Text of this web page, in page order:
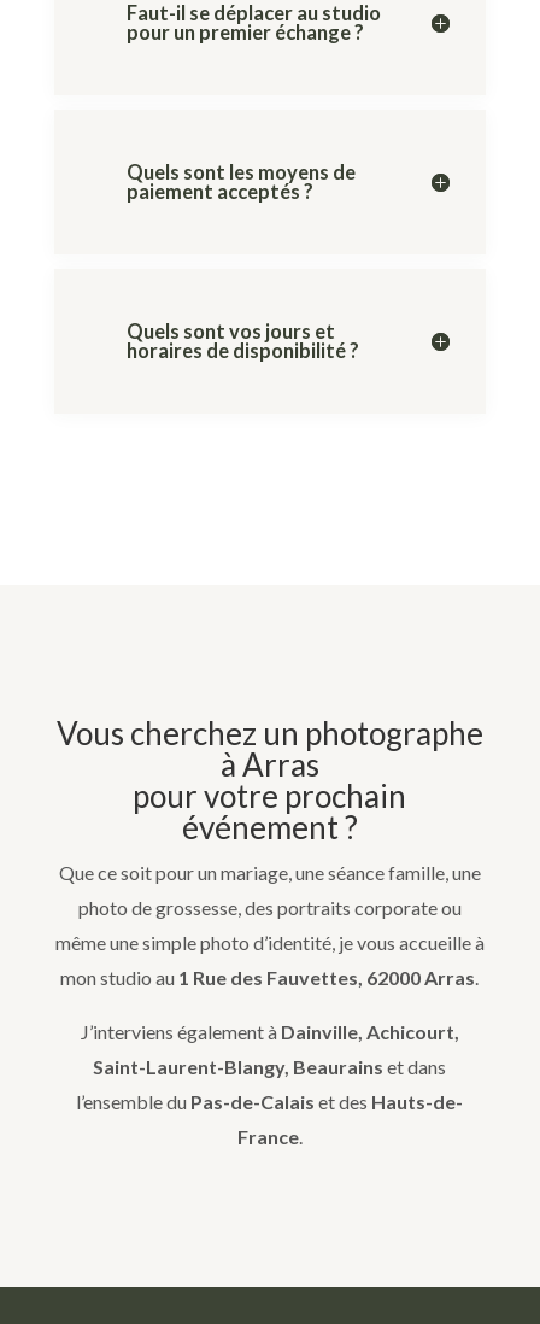
Faut-il se déplacer au studio
pour un premier échange ?
Quels sont les moyens de
paiement acceptés ?
Quels sont vos jours et
horaires de disponibilité ?
Vous cherchez un photographe
à Arras
pour votre prochain
événement ?
Que ce soit pour un mariage, une séance famille, une
photo de grossesse, des portraits corporate ou
même une simple photo d’identité, je vous accueille à
mon studio au 1 Rue des Fauvettes, 62000 Arras.
J’interviens également à Dainville, Achicourt,
Saint-Laurent-Blangy, Beaurains et dans
l’ensemble du Pas-de-Calais et des Hauts-de-
France.